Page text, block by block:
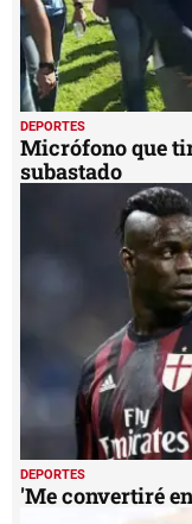
DEPORTES
Micrófono que
subastado
DEPORTES
'Me convertiré